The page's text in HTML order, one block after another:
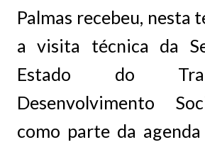
Palmas recebeu, nesta
a visita técnica da
Estado do
Desenvolvimento
como parte da